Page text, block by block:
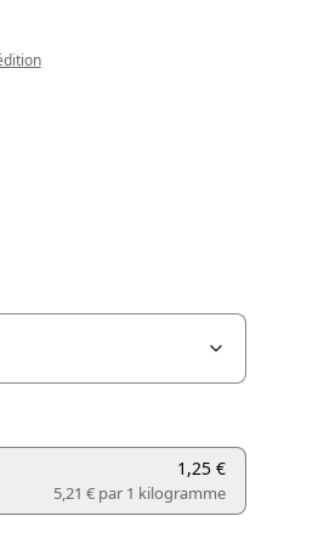
1,25 €
5,21 € par1 kilogramme